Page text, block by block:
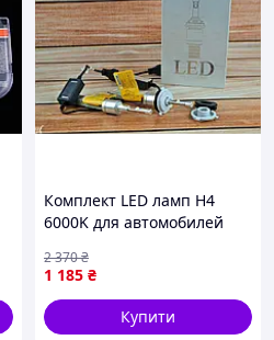
Комплект LED ламп H4
6000K для автомобилей
радиатором для замены
галогенок
1 185 ₴
2 370₴
Купити